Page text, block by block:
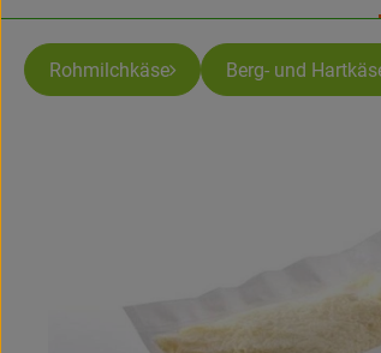
Rohmilchkäse Berg- und